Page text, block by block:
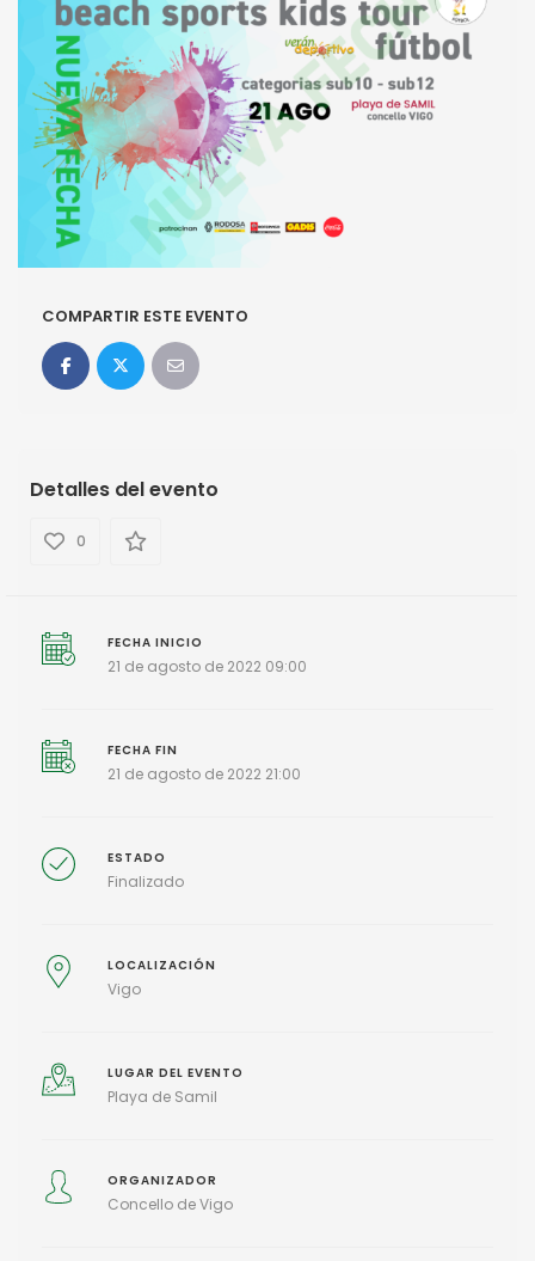
COMPARTIR ESTE EVENTO
Detalles del evento
0
FECHA INICIO
21 de agosto de 2022 09:00
FECHA FIN
21 de agosto de 2022 21:00
ESTADO
Finalizado
LOCALIZACIÓN
Vigo
LUGAR DEL EVENTO
Playa de Samil
ORGANIZADOR
Concello de Vigo